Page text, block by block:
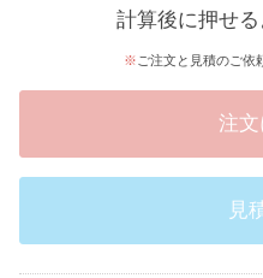
計算後に押せる
ご注文と見積のご依
注
見